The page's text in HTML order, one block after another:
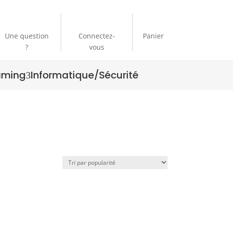
Une question
?
Connectez-
vous
Panier
3Informatique/Sécurité